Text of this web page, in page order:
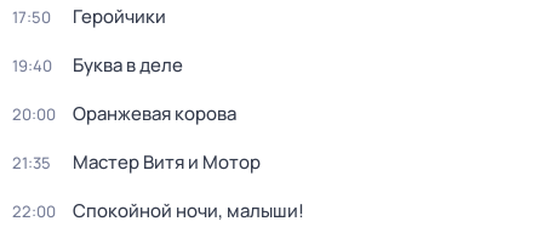
17:50 Геройчики
19:40 Буква в деле
20:00 Оранжевая корова
21:35 Мастер Витя и Мотор
22:00 Спокойной ночи, малыши!